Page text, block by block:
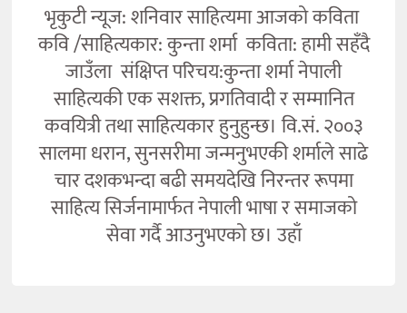
भृकुटी न्यूज: शनिवार साहित्यमा आजको कविता
कवि /साहित्यकार: कुन्ता शर्मा कविता: हामी सहँदै
जाउँला संक्षिप्त परिचय:कुन्ता शर्मा नेपाली
साहित्यकी एक सशक्त, प्रगतिवादी र सम्मानित
कवयित्री तथा साहित्यकार हुनुहुन्छ। वि.सं. २००३
सालमा धरान, सुनसरीमा जन्मनुभएकी शर्माले साढे
चार दशकभन्दा बढी समयदेखि निरन्तर रूपमा
साहित्य सिर्जनामार्फत नेपाली भाषा र समाजको
सेवा गर्दै आउनुभएको छ। उहाँ